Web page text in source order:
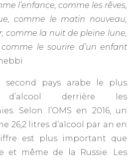
l’enfance, comme les rêves,
comme le matin nouveau,
comme la nuit de pleine lune,
le sourire d’un enfant
second pays arabe le plus
d’alcool derrière les
Selon l’OMS en 2016, un
26,2 litres d’alcool par an en
est plus important que
et même de la Russie. Les